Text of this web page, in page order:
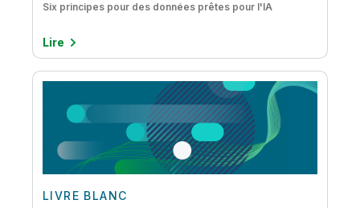
Six principes pour des données prêtes pour l'IA
Lire
LIVRE BLANC